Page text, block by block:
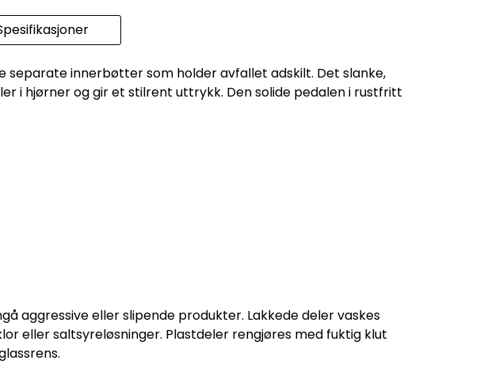
innerbøtter som holder avfallet adskilt. Det slanke,
i hjørner og gir et stilrent uttrykk. Den solide pedalen i rustfritt
aggressive eller slipende produkter. Lakkede deler vaskes
eller saltsyreløsninger. Plastdeler rengjøres med fuktig klut